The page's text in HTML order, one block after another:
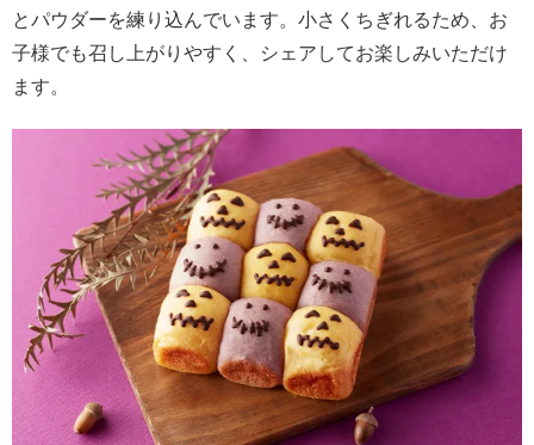
とパウダーを練り込んでいます。小さくちぎれるため、お
子様でも召し上がりやすく、シェアしてお楽しみいただけ
ます。